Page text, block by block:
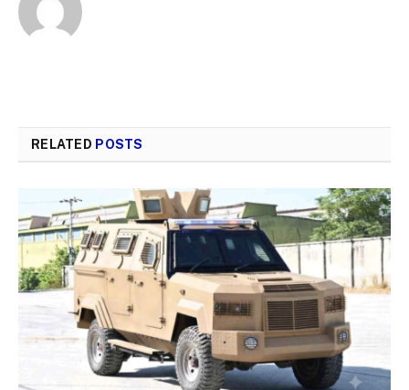
RELATED POSTS